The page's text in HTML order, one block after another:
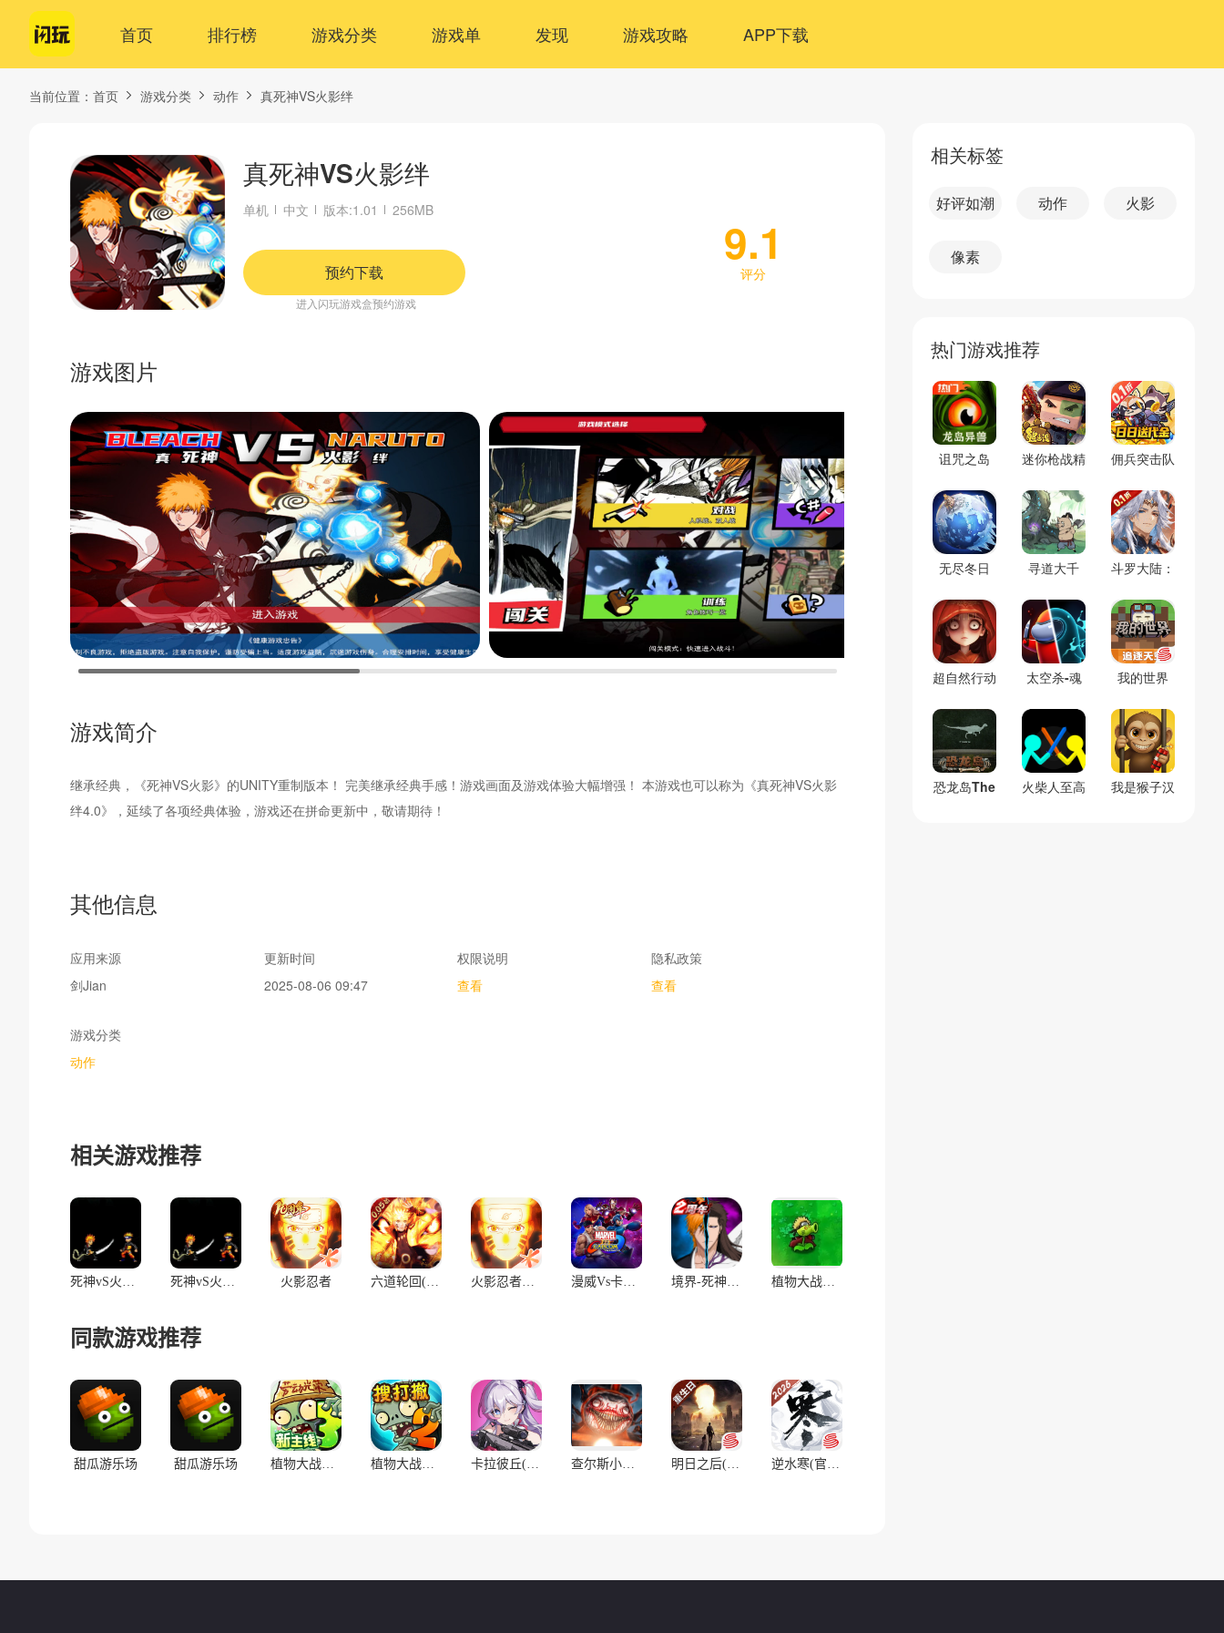
首页 排行榜 游戏分类 游戏单 发现 游戏攻略 APP下载
当前位置： 首页 游戏分类 动作 真死神VS火影绊
真死神VS火影绊
单机 中文 版本:1.01 256MB
预约下载
进入闪玩游戏盒预约游戏
9.1
评分
游戏图片
游戏简介
继承经典，《死神VS火影》的UNITY重制版本！ 完美继承经典手感！游戏画面及游戏体验大幅增强！ 本游戏也可以称为《真死神VS火影
绊4.0》，延续了各项经典体验，游戏还在拼命更新中，敬请期待！
其他信息
应用来源
剑Jian
更新时间
2025-08-06 09:47
权限说明
查看
隐私政策
查看
游戏分类
动作
相关游戏推荐
死神vS火影 Flight 死神vS火影 Flight 火影忍者 六道轮回(0.05折火影) 火影忍者：忍者新世代 漫威Vs卡普空无限 境界-死神激斗 植物大战僵尸:火影版
同款游戏推荐
甜瓜游乐场 甜瓜游乐场 植物大战僵尸3 植物大战僵尸2 卡拉彼丘(官服) 查尔斯小火车(小火车查尔斯) 明日之后(官服) 逆水寒(官服)
相关标签
好评如潮 动作 火影
像素
热门游戏推荐
诅咒之岛
(辅助菜单)
迷你枪战精
英
佣兵突击队
(0.1折割草
免费版)
无尽冬日
(官服)
寻道大千
(官服)
斗罗大陆：
逆转时空
(0.1折)
超自然行动
组
太空杀-魂
警长
我的世界
(官服)
恐龙岛The
火柴人至高
我是猴子汉